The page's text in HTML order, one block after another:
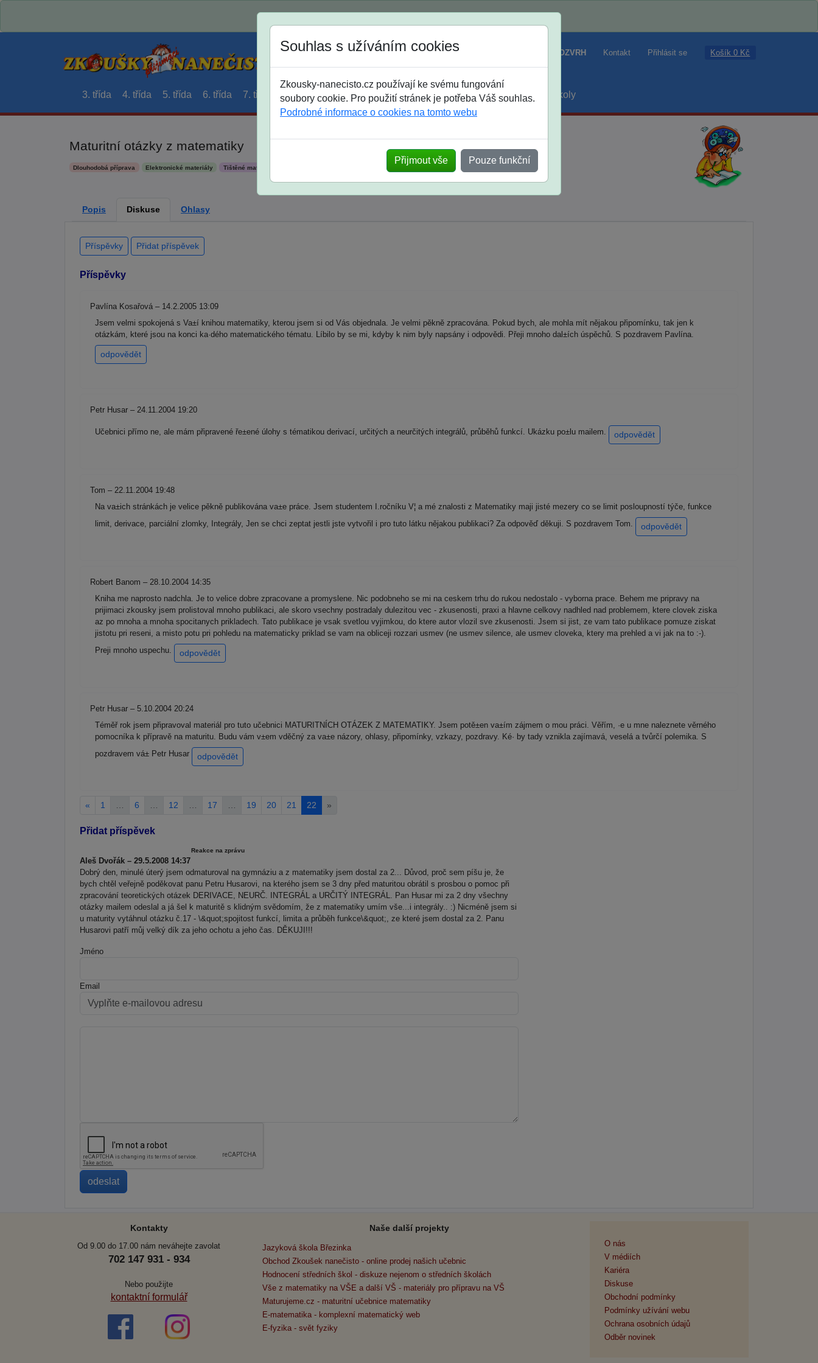
Jak si vybrat ROZVRH Kontakt Přihlásit se Košík 0 Kč
3. třída 4. třída 5. třída 6. třída 7. třída 8. třída 9. třída střední maturanti soutěže prázdniny školy
Maturitní otázky z matematiky
Dlouhodobá příprava Elektronické materiály Tištěné materiály
Popis Diskuse Ohlasy
Souhlas s užíváním cookies
Zkousky-nanecisto.cz používají ke svému fungování
soubory cookie. Pro použití stránek je potřeba Váš souhlas.
Podrobné informace o cookies na tomto webu
Přijmout vše Pouze funkční
Příspěvky Přidat příspěvek
Příspěvky
Pavlína Kosařová – 14.2.2005 13:09
Jsem velmi spokojená s Va±í knihou matematiky, kterou jsem si od Vás objednala. Je velmi pěkně zpracována. Pokud bych, ale mohla mít nějakou připomínku, tak jen k
otázkám, které jsou na konci ka·dého matematického tématu. Líbilo by se mi, kdyby k nim byly napsány i odpovědi. Přeji mnoho dal±ích úspěchů. S pozdravem Pavlína.
odpovědět
Petr Husar – 24.11.2004 19:20
Učebnici přímo ne, ale mám připravené ře±ené úlohy s tématikou derivací, určitých a neurčitých integrálů, průběhů funkcí. Ukázku po±lu mailem. odpovědět
Tom – 22.11.2004 19:48
Na va±ich stránkách je velice pěkně publikována va±e práce. Jsem studentem I.ročníku V¦ a mé znalosti z Matematiky maji jisté mezery co se limit posloupností týče, funkce
limit, derivace, parciální zlomky, Integrály, Jen se chci zeptat jestli jste vytvořil i pro tuto látku nějakou publikaci? Za odpověď děkuji. S pozdravem Tom.
odpovědět
Robert Banom – 28.10.2004 14:35
Kniha me naprosto nadchla. Je to velice dobre zpracovane a promyslene. Nic podobneho se mi na ceskem trhu do rukou nedostalo - vyborna prace. Behem me pripravy na
prijimaci zkousky jsem prolistoval mnoho publikaci, ale skoro vsechny postradaly dulezitou vec - zkusenosti, praxi a hlavne celkovy nadhled nad problemem, ktere clovek ziska
az po mnoha a mnoha spocitanych prikladech. Tato publikace je vsak svetlou vyjimkou, do ktere autor vlozil sve zkusenosti. Jsem si jist, ze vam tato publikace pomuze ziskat
jistotu pri reseni, a misto potu pri pohledu na matematicky priklad se vam na obliceji rozzari usmev (ne usmev silence, ale usmev cloveka, ktery ma prehled a vi jak na to :-).
Preji mnoho uspechu.
odpovědět
Petr Husar – 5.10.2004 20:24
Téměř rok jsem připravoval materiál pro tuto učebnici MATURITNÍCH OTÁZEK Z MATEMATIKY. Jsem potě±en va±ím zájmem o mou práci. Věřím, ·e u mne naleznete věrného
pomocníka k přípravě na maturitu. Budu vám v±em vděčný za va±e názory, ohlasy, připomínky, vzkazy, pozdravy. Ké· by tady vznikla zajímavá, veselá a tvůrčí polemika. S
pozdravem vá± Petr Husar
odpovědět
« 1 6 12 17 19 20 21 22 »
Přidat příspěvek
Reakce na zprávu
Aleš Dvořák – 29.5.2008 14:37
Dobrý den, minulé úterý jsem odmaturoval na gymnáziu a z matematiky jsem dostal za 2... Důvod, proč sem píšu je, že
bych chtěl veřejně poděkovat panu Petru Husarovi, na kterého jsem se 3 dny před maturitou obrátil s prosbou o pomoc při
zpracování teoretických otázek DERIVACE, NEURČ. INTEGRÁL a URČITÝ INTEGRÁL. Pan Husar mi za 2 dny všechny
otázky mailem odeslal a já šel k maturitě s klidným svědomím, že z matematiky umím vše...i integrály.. :) Nicméně jsem si
u maturity vytáhnul otázku č.17 - \&quot;spojitost funkcí, limita a průběh funkce\&quot;, ze které jsem dostal za 2. Panu
Husarovi patří můj velký dík za jeho ochotu a jeho čas. DĚKUJI!!!
Jméno
Email
Kontakty
Od 9.00 do 17.00 nám neváhejte zavolat
702 147 931 - 934
Nebo použijte
kontaktní formulář
Naše další projekty
Jazyková škola Březinka
Obchod Zkoušek nanečisto - online prodej našich učebnic
Hodnocení středních škol - diskuze nejenom o středních školách
Vše z matematiky na VŠE a další VŠ - materiály pro přípravu na VŠ
Maturujeme.cz - maturitní učebnice matematiky
E-matematika - komplexní matematický web
E-fyzika - svět fyziky
O nás
V médiích
Kariéra
Diskuse
Obchodní podmínky
Podmínky užívání webu
Ochrana osobních údajů
Odběr novinek